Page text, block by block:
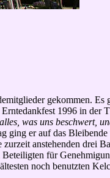
gekommen.
1996 in der
was uns beschwert,
ging er auf das
anstehenden drei
für
noch benutzten